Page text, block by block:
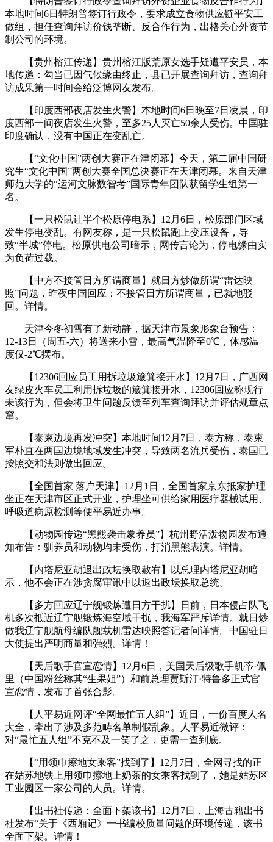
本地时间6日特朗普签订行政令，要求成立食物供应链平安工
做组，担任查询拜访价钱垄断、反合作行为，出格关心外资节
制公司的环境。
【贵州榕江传递】贵州榕江版荒原女选手疑遭平安员，本
地传递：勾当已因气候缘由终止，县已开展查询拜访，查询拜
访成果第一时间会给泛博网友发布。
【印度西部夜店发生火警】本地时间6日晚至7日凌晨，印
度西部一间夜店发生火警，至多25人灭亡50余人受伤。中国驻
印度确认，没有中国正在变乱亡。
【“文化中国”两创大赛正在津闭幕】今天，第二届中国研
究生“文化中国”两创大赛全国总决赛正在天津闭幕。来自天津
师范大学的“运河文脉数智考”国际青年团队获留学生组第一
名。
【一只松鼠让半个松原停电系】12月6日，松原部门区域
发生停电变乱。有网友称，是一只松鼠跑上变压设备，导
致“半城”停电。松原供电公司暗示，网传言论为，停电缘由实
为负荷过载。
【中方不接管日方所谓商量】就日方炒做所谓“雷达映
照”问题，昨夜中国回应：不接管日方所谓商量，已就地驳
回。详情。
天津今冬初雪有了新动静，据天津市景象形象台预告：
12-13日（周五-六）将送来小雪，最高气温降至0℃，体感温
度仅-2℃摆布。
【12306回应员工用拆垃圾簸箕接开水】12月7日，广西网
友绿皮火车员工利用拆垃圾的簸箕接开水，12306回应称现行
未该行为，但会将卫生问题反馈至列车查询拜访并评估规章点
窜。
【泰柬边境再发冲突】本地时间12月7日，泰方称，泰柬
军朴直在两国边境地域发生冲突，导致两名流兵受伤，泰国已
按照交和法则做出回应。
【全国首家 落户天津】12月1日，全国首家京东抵家护理
坐正在天津市区正式开业，护理坐可供给家用医疗器械试用、
呼吸道病原检测等便平易近办事。
【动物园传递“黑熊袭击豢养员”】杭州野活泼物园发布通
知布告：驯养员和动物均未受伤，打消黑熊表演。详情。
【内塔尼亚胡退出政坛换取赦宥】以总理内塔尼亚胡暗
示，他不会正在涉贪腐审讯中以退出政坛换取总统。
【多方回应辽宁舰锻炼遭日方干扰】日前，日本侵占队飞
机多次抵近辽宁舰锻炼海空域干扰，我海军严斥详情。就日炒
做我辽宁舰航母编队舰载机雷达映照答记者问详情。中国驻日
大使提出严明商量和强烈。详情！
【天后歌手官宣恋情】12月6日，美国天后级歌手凯蒂·佩
里（中国粉丝称其“生果姐”）和前总理贾斯汀·特鲁多正式官
宣恋情，发布了首张合影。
【人平易近网评“全网最忙五人组”】近日，一份百度人名
大全，牵出了涉及多范畴名单制假乱象。人平易近微评：
对“最忙五人组”不克不及一笑了之，更需一查到底。
【“用领巾擦地女乘客”找到了】12月7日，全网寻找的正
在姑苏地铁上用领巾擦地上奶茶的女乘客找到了，她是姑苏区
工业园区一家公司的人员。详情。
【出书社传递：全面下架该书】12月7日，上海古籍出书
社发布“关于《西厢记》一书编校质量问题的环境传递，该书
全面下架。详情！